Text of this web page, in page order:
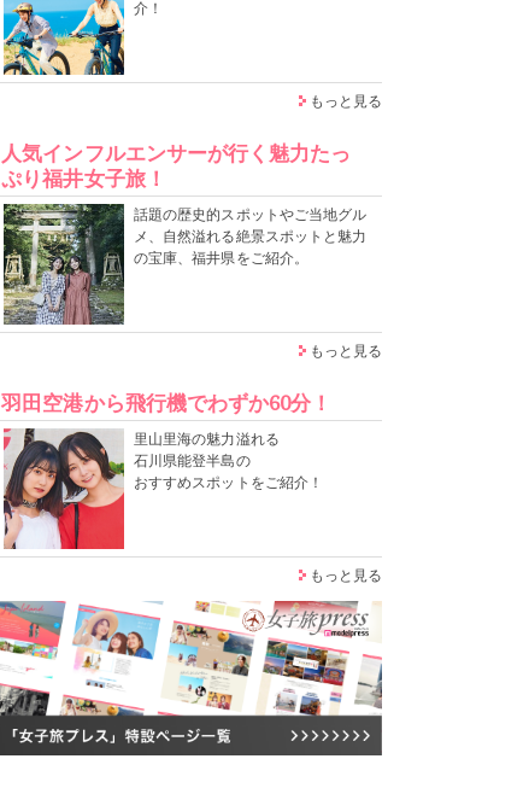
介！
もっと見る
人気インフルエンサーが行く魅力たっ
ぷり福井女子旅！
話題の歴史的スポットやご当地グル
メ、自然溢れる絶景スポットと魅力
の宝庫、福井県をご紹介。
もっと見る
羽田空港から飛行機でわずか60分！
里山里海の魅力溢れる
石川県能登半島の
おすすめスポットをご紹介！
もっと見る